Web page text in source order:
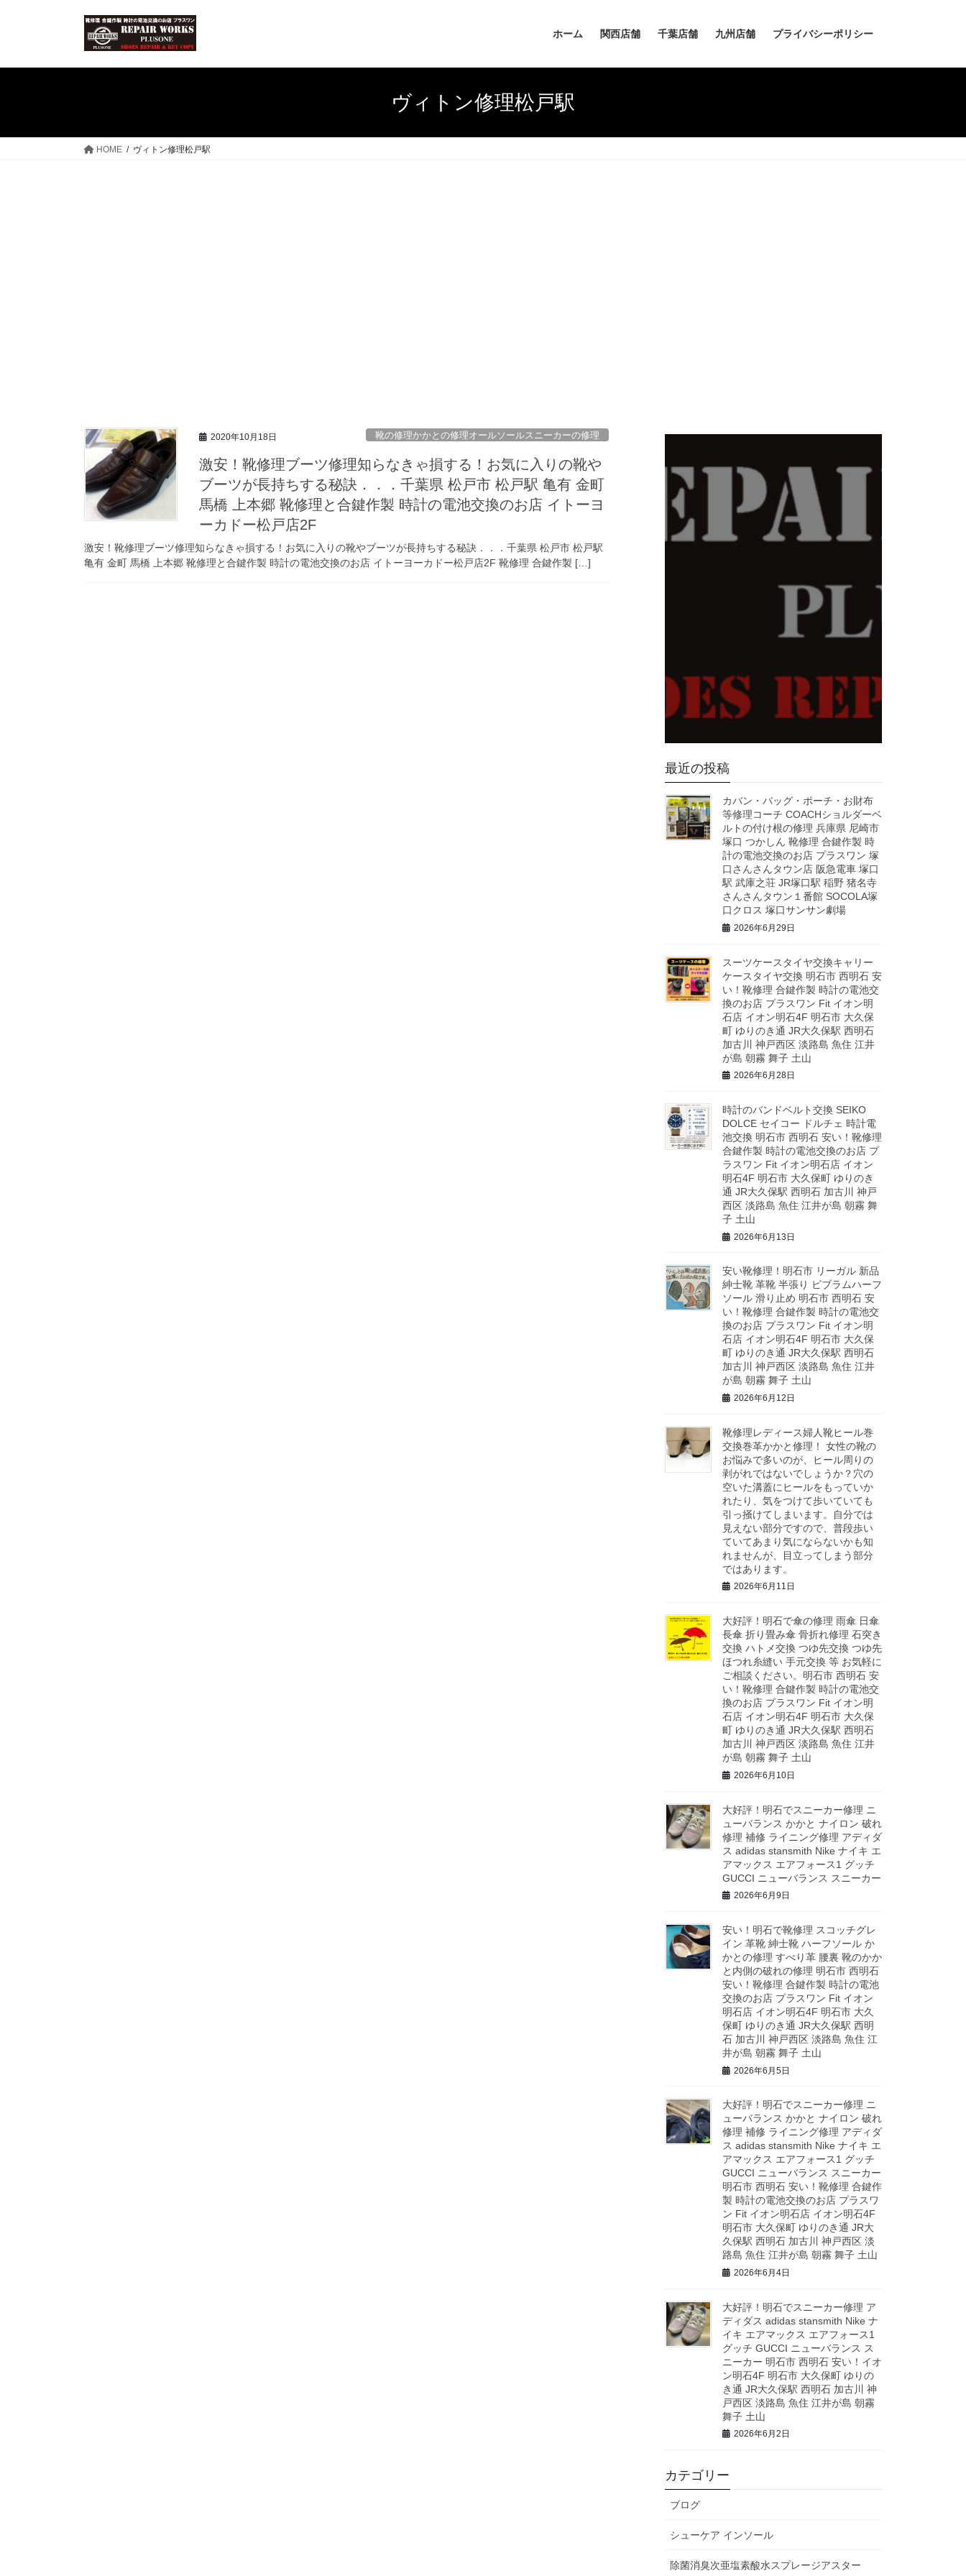
ホーム 関西店舗 千葉店舗 九州店舗 プライバシーポリシー
ヴィトン修理松戸駅
HOME ヴィトン修理松戸駅
2020年10月18日 靴の修理かかとの修理オールソールスニーカーの修理
激安！靴修理ブーツ修理知らなきゃ損する！お気に入りの靴や
ブーツが長持ちする秘訣．．．千葉県 松戸市 松戸駅 亀有 金町
馬橋 上本郷 靴修理と合鍵作製 時計の電池交換のお店 イトーヨ
ーカドー松戸店2F
激安！靴修理ブーツ修理知らなきゃ損する！お気に入りの靴やブーツが長持ちする秘訣．．．千葉県 松戸市 松戸駅
亀有 金町 馬橋 上本郷 靴修理と合鍵作製 時計の電池交換のお店 イトーヨーカドー松戸店2F 靴修理 合鍵作製 […]
最近の投稿
カバン・バッグ・ポーチ・お財布
等修理コーチ COACHショルダーベ
ルトの付け根の修理 兵庫県 尼崎市
塚口 つかしん 靴修理 合鍵作製 時
計の電池交換のお店 プラスワン 塚
口さんさんタウン店 阪急電車 塚口
駅 武庫之荘 JR塚口駅 稲野 猪名寺
さんさんタウン１番館 SOCOLA塚
口クロス 塚口サンサン劇場
2026年6月29日
スーツケースタイヤ交換キャリー
ケースタイヤ交換 明石市 西明石 安
い！靴修理 合鍵作製 時計の電池交
換のお店 プラスワン Fit イオン明
石店 イオン明石4F 明石市 大久保
町 ゆりのき通 JR大久保駅 西明石
加古川 神戸西区 淡路島 魚住 江井
が島 朝霧 舞子 土山
2026年6月28日
時計のバンドベルト交換 SEIKO
DOLCE セイコー ドルチェ 時計電
池交換 明石市 西明石 安い！靴修理
合鍵作製 時計の電池交換のお店 プ
ラスワン Fit イオン明石店 イオン
明石4F 明石市 大久保町 ゆりのき
通 JR大久保駅 西明石 加古川 神戸
西区 淡路島 魚住 江井が島 朝霧 舞
子 土山
2026年6月13日
安い靴修理！明石市 リーガル 新品
紳士靴 革靴 半張り ビブラムハーフ
ソール 滑り止め 明石市 西明石 安
い！靴修理 合鍵作製 時計の電池交
換のお店 プラスワン Fit イオン明
石店 イオン明石4F 明石市 大久保
町 ゆりのき通 JR大久保駅 西明石
加古川 神戸西区 淡路島 魚住 江井
が島 朝霧 舞子 土山
2026年6月12日
靴修理レディース婦人靴ヒール巻
交換巻革かかと修理！ 女性の靴の
お悩みで多いのが、ヒール周りの
剥がれではないでしょうか？穴の
空いた溝蓋にヒールをもっていか
れたり、気をつけて歩いていても
引っ掻けてしまいます。自分では
見えない部分ですので、普段歩い
ていてあまり気にならないかも知
れませんが、目立ってしまう部分
ではあります。
2026年6月11日
大好評！明石で傘の修理 雨傘 日傘
長傘 折り畳み傘 骨折れ修理 石突き
交換 ハトメ交換 つゆ先交換 つゆ先
ほつれ糸縫い 手元交換 等 お気軽に
ご相談ください。明石市 西明石 安
い！靴修理 合鍵作製 時計の電池交
換のお店 プラスワン Fit イオン明
石店 イオン明石4F 明石市 大久保
町 ゆりのき通 JR大久保駅 西明石
加古川 神戸西区 淡路島 魚住 江井
が島 朝霧 舞子 土山
2026年6月10日
大好評！明石でスニーカー修理 ニ
ューバランス かかと ナイロン 破れ
修理 補修 ライニング修理 アディダ
ス adidas stansmith Nike ナイキ エ
アマックス エアフォース1 グッチ
GUCCI ニューバランス スニーカー
2026年6月9日
安い！明石で靴修理 スコッチグレ
イン 革靴 紳士靴 ハーフソール か
かとの修理 すべり革 腰裏 靴のかか
と内側の破れの修理 明石市 西明石
安い！靴修理 合鍵作製 時計の電池
交換のお店 プラスワン Fit イオン
明石店 イオン明石4F 明石市 大久
保町 ゆりのき通 JR大久保駅 西明
石 加古川 神戸西区 淡路島 魚住 江
井が島 朝霧 舞子 土山
2026年6月5日
大好評！明石でスニーカー修理 ニ
ューバランス かかと ナイロン 破れ
修理 補修 ライニング修理 アディダ
ス adidas stansmith Nike ナイキ エ
アマックス エアフォース1 グッチ
GUCCI ニューバランス スニーカー
明石市 西明石 安い！靴修理 合鍵作
製 時計の電池交換のお店 プラスワ
ン Fit イオン明石店 イオン明石4F
明石市 大久保町 ゆりのき通 JR大
久保駅 西明石 加古川 神戸西区 淡
路島 魚住 江井が島 朝霧 舞子 土山
2026年6月4日
大好評！明石でスニーカー修理 ア
ディダス adidas stansmith Nike ナ
イキ エアマックス エアフォース1
グッチ GUCCI ニューバランス ス
ニーカー 明石市 西明石 安い！イオ
ン明石4F 明石市 大久保町 ゆりの
き通 JR大久保駅 西明石 加古川 神
戸西区 淡路島 魚住 江井が島 朝霧
舞子 土山
2026年6月2日
カテゴリー
ブログ
シューケア インソール
除菌消臭次亜塩素酸水スプレージアスター